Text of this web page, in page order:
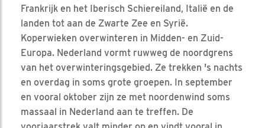
Frankrijk en het Iberisch Schiereiland, Italië en de
landen tot aan de Zwarte Zee en Syrië.
Koperwieken overwinteren in Midden- en Zuid-
Europa. Nederland vormt ruwweg de noordgrens
van het overwinteringsgebied. Ze trekken 's nachts
en overdag in soms grote groepen. In september
en vooral oktober zijn ze met noordenwind soms
massaal in Nederland aan te treffen. De